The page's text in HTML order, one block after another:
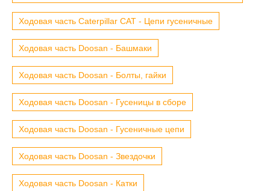
Ходовая часть Caterpillar CAT - Цепи гусеничные
Ходовая часть Doosan - Башмаки
Ходовая часть Doosan - Болты, гайки
Ходовая часть Doosan - Гусеницы в сборе
Ходовая часть Doosan - Гусеничные цепи
Ходовая часть Doosan - Звездочки
Ходовая часть Doosan - Катки